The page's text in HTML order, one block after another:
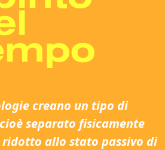
creano un tipo di
separato fisicamente
allo stato passivo di